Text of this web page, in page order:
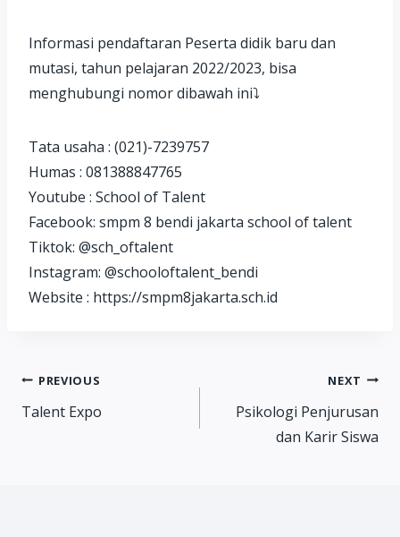
Informasi pendaftaran Peserta didik baru dan
mutasi, tahun pelajaran 2022/2023, bisa
menghubungi nomor dibawah ini⤵️
Tata usaha : (021)-7239757
Humas : 081388847765
Youtube : School of Talent
Facebook: smpm 8 bendi jakarta school of talent
Tiktok: @sch_oftalent
Instagram: @schooloftalent_bendi
Website : https://smpm8jakarta.sch.id
Post
PREVIOUS
Talent Expo
NEXT
Psikologi Penjurusan
dan Karir Siswa